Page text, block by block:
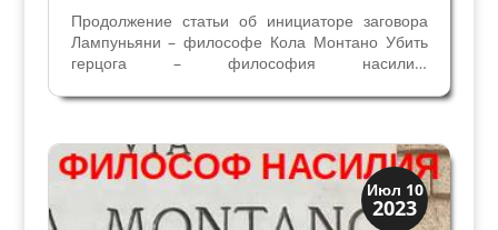
Продолжение статьи об инициаторе заговора
Лампуньяни – философе Кола Монтано Убить
герцога – философия насилия.
способствовали тому, что правление Галеаццо
непопулярным из-за его...
Июл 10
2023
Династии
Заговоры и войны